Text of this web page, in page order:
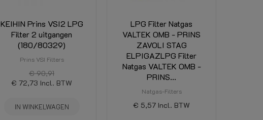
KEIHIN Prins VSI2 LPG
Filter 2 uitgangen
(180/80329)
Prins VSI Filters
€ 90,91
€ 72,73 Incl. BTW
IN WINKELWAGEN
LPG Filter Natgas
VALTEK OMB - PRINS
ZAVOLI STAG
ELPIGAZLPG Filter
Natgas VALTEK OMB -
PRINS...
Natgas-Filters
€ 5,57 Incl. BTW